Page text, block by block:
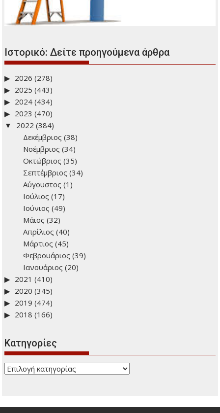
Ιστορικό: Δείτε προηγούμενα άρθρα
2026(278)
2025(443)
2024(434)
2023(470)
2022(384)
Δεκέμβριος(38)
Νοέμβριος
Οκτώβριος
Σεπτέμβριος
Αύγουστος
Ιούνιος
Μάιος(32)
Απρίλιος(40)
Μάρτιος(45)
2021(410)